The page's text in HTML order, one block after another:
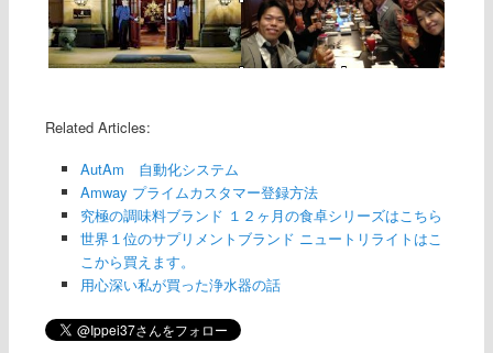
Related Articles:
AutAm 自動化システム
Amway プライムカスタマー登録方法
究極の調味料ブランド １２ヶ月の食卓シリーズはこちら
世界１位のサプリメントブランド ニュートリライトはこ
こから買えます。
用心深い私が買った浄水器の話